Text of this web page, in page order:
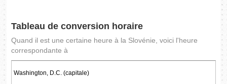
Tableau de conversion horaire
Quand il est une certaine heure à la Slovénie, voici l'heure
correspondante à